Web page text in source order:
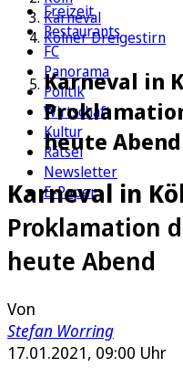
Freizeit
Restaurants
FC
Panorama
Politik
Wirtschaft
Kultur
Rätsel
Newsletter
E-Paper
Karneval
Kölner Dreigestirn
Karneval in
heute Abend
Karneval in
Proklamation
heute Abend
Von
Stefan Worring
17.01.2021, 09:00 Uhr